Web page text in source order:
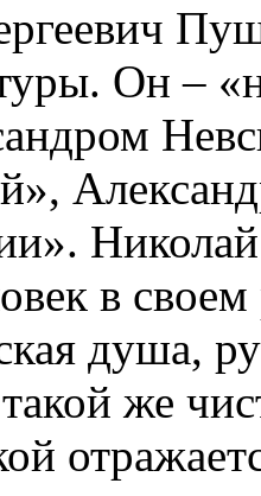
Он –
в
душа,
же